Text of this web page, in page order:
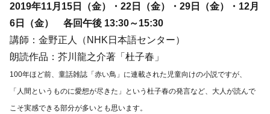
2019年11月15日（金）・22日（金）・29日（金）・12月
6日（金） 各回午後 13:30～15:30
講師：金野正人（NHK日本語センター）
朗読作品：芥川龍之介著「杜子春」
100年ほど前、童話雑誌「赤い鳥」に連載された児童向けの小説ですが、
「人間というものに愛想が尽きた」という杜子春の発言など、大人が読んで
こそ実感できる部分が多いとも思います。